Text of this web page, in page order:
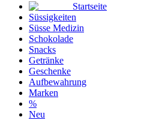
Startseite
Süssigkeiten
Süsse Medizin
Schokolade
Snacks
Getränke
Geschenke
Aufbewahrung
Marken
%
Neu